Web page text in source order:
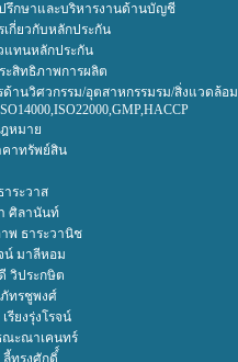
รึกษาและบริหารงานด้านบัญชี
เกี่ยวกับหลักประกัน
แทนหลักประกัน
ะสิทธิภาพการผลิต
ด้านวิศวกรรม/อุตสาหกรรมรม/สิ่งแวดล้อม
หมาย
คาทรัพย์สิน
ระวาส
ศิลานันท์
พ ธาระวานิช
น์ มาลีหอม
วิประกษิต
ทรชูพงศ์
รียงรุ่งโรจน์
ณะณาเคนทร์
ทรงศักดิ์์